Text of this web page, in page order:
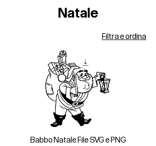
Natale
Filtra e ordina
Babbo Natale File SVG e PNG